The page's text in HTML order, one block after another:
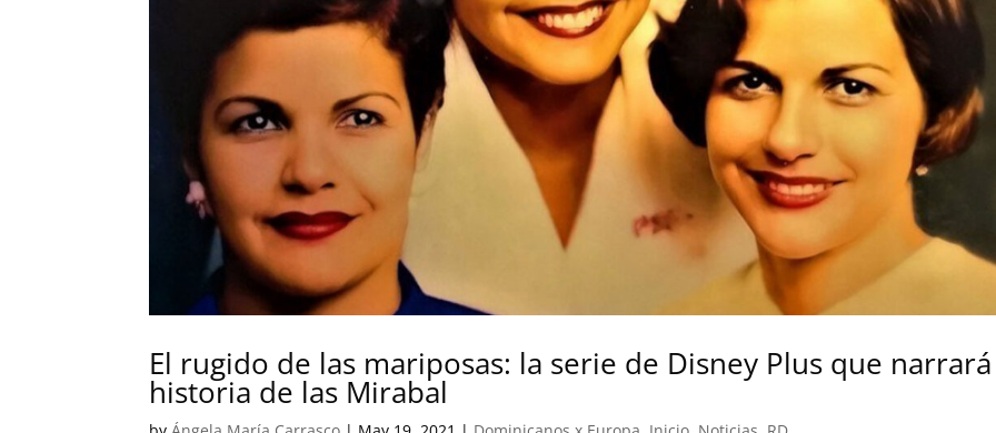
El rugido de las mariposas: la serie de Disney Plus que
historia de las Mirabal